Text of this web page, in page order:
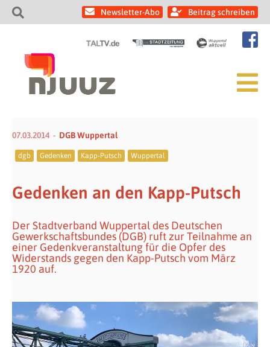
Newsletter-Abo Beitrag schreiben
07.03.2014 DGB Wuppertal
dgb Gedenken Kapp-Putsch Wuppertal
Gedenken an den Kapp-Putsch
Der Stadtverband Wuppertal des Deutschen
Gewerkschaftsbundes (DGB) ruft zur Teilnahme an
einer Gedenkveranstaltung für die Opfer des
Widerstands gegen den Kapp-Putsch vom März
1920 auf.